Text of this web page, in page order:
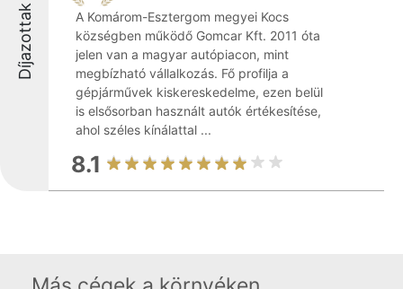
Díjazottak
A Komárom-Esztergom megyei Kocs
községben működő Gomcar Kft. 2011 óta
jelen van a magyar autópiacon, mint
megbízható vállalkozás. Fő profilja a
gépjárművek kiskereskedelme, ezen belül
is elsősorban használt autók értékesítése,
ahol széles kínálattal ...
8.1